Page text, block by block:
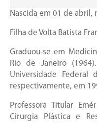
Nascida em 01 de abril,
Filha de Volta Batista
Graduou-se em
Rio de Janeiro
Universidade Federal
respectivamente, em
Professora Titular
Cirurgia Plástica e